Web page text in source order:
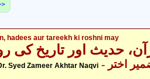
hadees aur tareekh ki roshni may
حدیث اور تاریخ کی
Syed Zameer Akhtar Naqvi - علامہ ڈاکٹر سیّد ضمیر اختر